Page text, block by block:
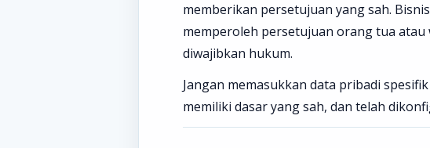
memberikan persetujuan yang sah.
memperoleh persetujuan orang tua
diwajibkan hukum.
Jangan memasukkan data pribadi
memiliki dasar yang sah, dan telah